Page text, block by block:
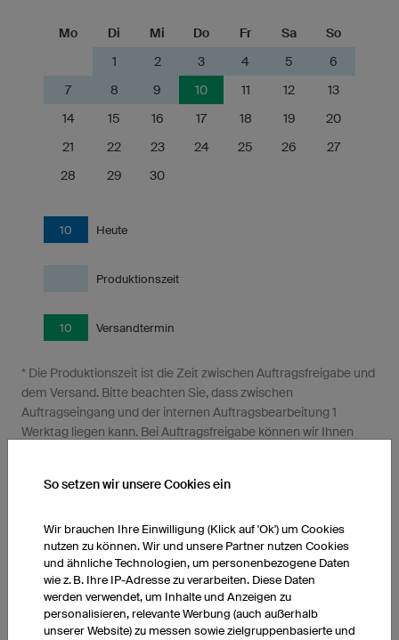
Mo Di Mi Do Fr Sa
So
1
2 3 4 5
6
7
8 9 10 11 12
13
14
15 16 17 18 19
20
21
22 23 24 25 26
27
28
29 30
10 Heute
Produktionszeit
10 Versandtermin
* Die Produktionszeit ist die Zeit zwischen Auftragsfreigabe und
dem Versand. Bitte beachten Sie, dass zwischen
Auftragseingang und der internen Auftragsbearbeitung 1
Werktag liegen kann. Bei Auftragsfreigabe können wir Ihnen
bis zum Versandtermin vollständig bezahlt sind. Die zusätzliche
Österreich 2 Werktage und in die Schweiz 3-4 Werktage.
So setzen wir unsere Cookies ein
Wir brauchen Ihre Einwilligung (Klick auf 'Ok') um Cookies
nutzen zu können. Wir und unsere Partner nutzen Cookies
und ähnliche Technologien, um personenbezogene Daten
wie z. B. Ihre IP-Adresse zu verarbeiten. Diese Daten
werden verwendet, um Inhalte und Anzeigen zu
personalisieren, relevante Werbung (auch außerhalb
unserer Website) zu messen sowie zielgruppenbasierte und